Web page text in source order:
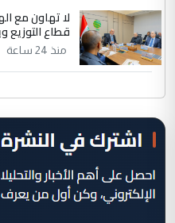
لا تهاون مع
قطاع
منذ 24 ساعة